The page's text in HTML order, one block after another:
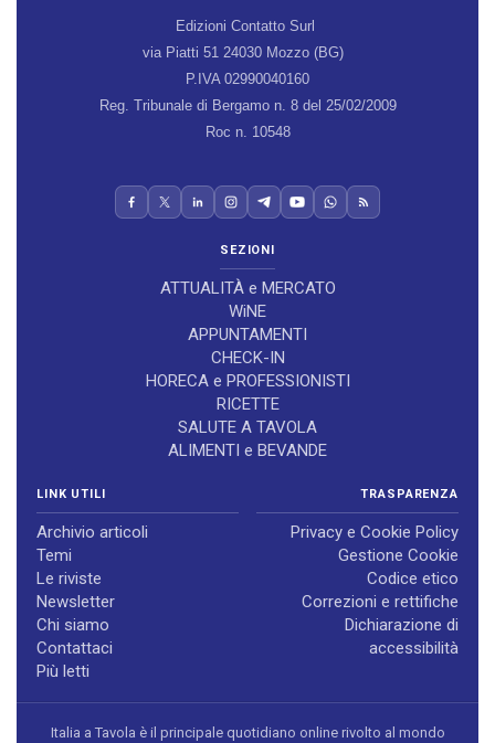
Edizioni Contatto Surl
via Piatti 51 24030 Mozzo (BG)
P.IVA 02990040160
Reg. Tribunale di Bergamo n. 8 del 25/02/2009
Roc n. 10548
SEZIONI
ATTUALITÀ e MERCATO
WiNE
APPUNTAMENTI
CHECK-IN
HORECA e PROFESSIONISTI
RICETTE
SALUTE A TAVOLA
ALIMENTI e BEVANDE
LINK UTILI
Archivio articoli
Temi
Le riviste
Newsletter
Chi siamo
Contattaci
Più letti
TRASPARENZA
Privacy e Cookie Policy
Gestione Cookie
Codice etico
Correzioni e rettifiche
Dichiarazione di
accessibilità
Italia a Tavola è il principale quotidiano online rivolto al mondo